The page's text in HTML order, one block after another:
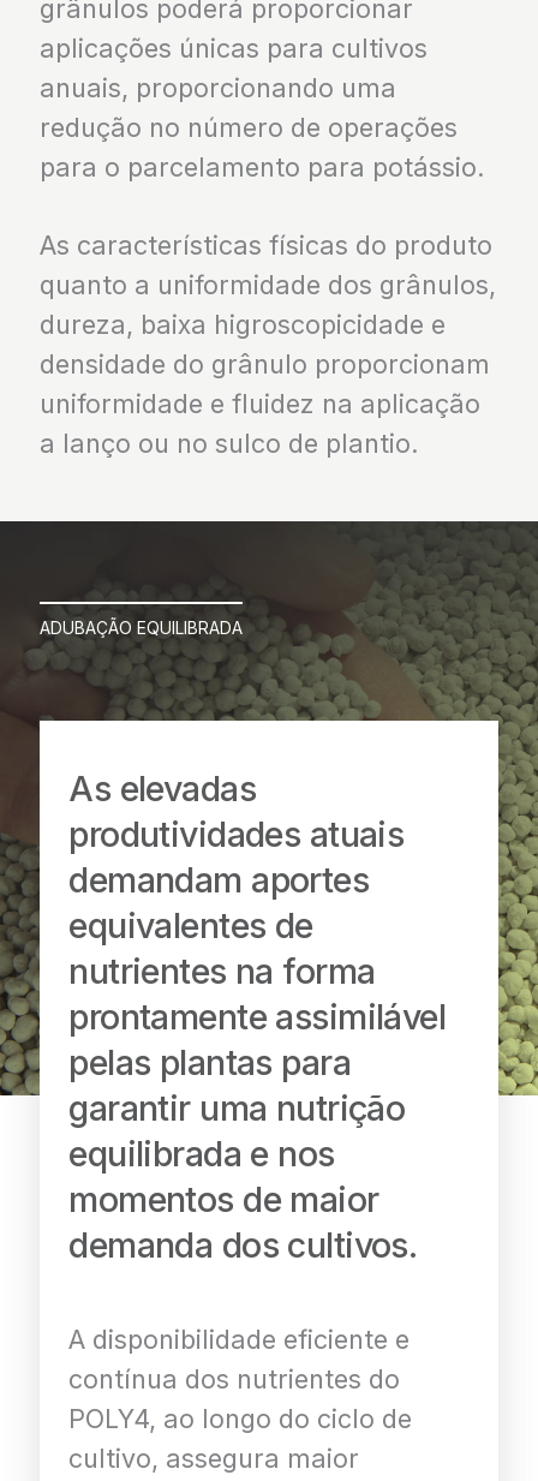
grânulos poderá proporcionar
aplicações únicas para cultivos
anuais, proporcionando uma
redução no número de operações
para o parcelamento para potássio.
As características físicas do produto
quanto a uniformidade dos grânulos,
dureza, baixa higroscopicidade e
densidade do grânulo proporcionam
uniformidade e fluidez na aplicação
a lanço ou no sulco de plantio.
ADUBAÇÃO EQUILIBRADA
As elevadas
produtividades atuais
demandam aportes
equivalentes de
nutrientes na forma
prontamente assimilável
pelas plantas para
garantir uma nutrição
equilibrada e nos
momentos de maior
demanda dos cultivos.
A disponibilidade eficiente e
contínua dos nutrientes do
POLY4, ao longo do ciclo de
cultivo, assegura maior